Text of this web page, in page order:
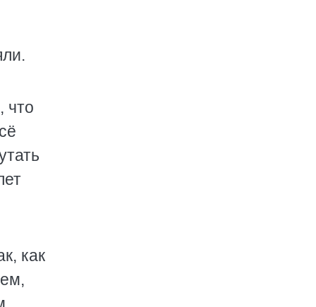
что
как